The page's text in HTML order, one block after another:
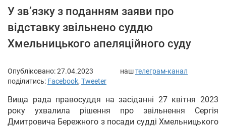
У зв’язку з поданням заяви про
відставку звільнено суддю
Хмельницького апеляційного суду
Опубліковано:27.04.2023 наштелеграм-канал
поділитись: Facebook, Tweeter
Вища рада правосуддя на засіданні 27 квітня 2023
року ухвалила рішення про звільнення Сергія
Дмитровича Бережного з посади судді Хмельницького